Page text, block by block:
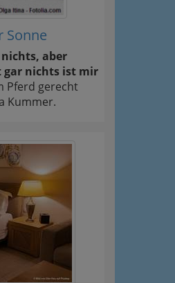
Sonne
nichts, aber
gar nichts ist mir
Pferd gerecht
Kummer.